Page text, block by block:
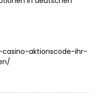
aktionscode-ihr-